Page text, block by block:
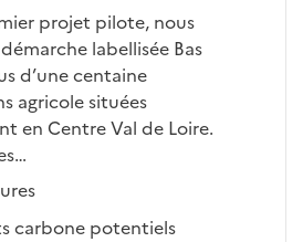
projet pilote, nous
labellisée Bas
d’une centaine
agricole situées
en Centre Val de Loire.
carbone potentiels